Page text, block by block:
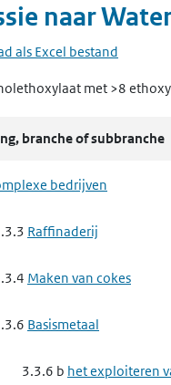
naarWater
als Excel bestand
met >8
branche of subbranche
bedrijven
Raffinaderij
Maken van cokes
Basismetaal
3.3.6 b het exploiteren